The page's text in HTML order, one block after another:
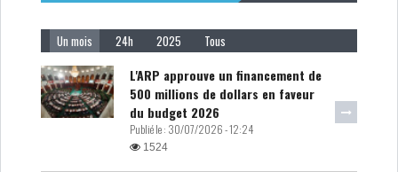
Un mois 24h 2025 Tous
L'ARP approuve un financement de
500 millions de dollars en faveur
du budget 2026
Publié le : 30/07/2026 - 12:24
1524